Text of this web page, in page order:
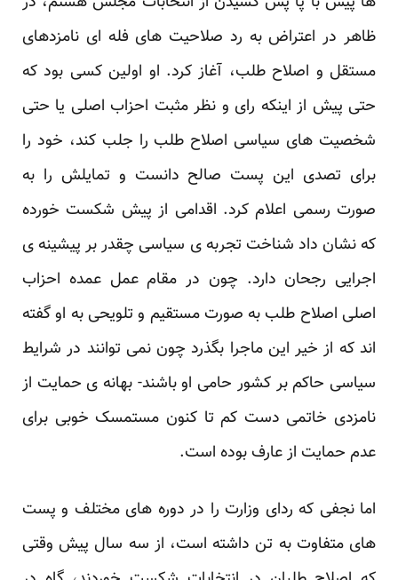
ظاهر در اعتراض به رد صلاحیت های فله ای نامزدهای
مستقل و ‏اصلاح طلب، آغاز کرد. او اولین کسی بود که
حتی پیش از اینکه رای و نظر مثبت احزاب اصلی یا حتی
‏شخصیت های سیاسی اصلاح طلب را جلب کند، خود را
برای تصدی این پست صالح دانست و تمایلش را به
‏صورت رسمی اعلام کرد. اقدامی از پیش شکست خورده
که نشان داد شناخت تجربه ی سیاسی چقدر بر ‏پیشینه ی
اجرایی رجحان دارد. چون در مقام عمل عمده احزاب
اصلی اصلاح طلب به صورت مستقیم و ‏تلویحی به او گفته
اند که از خیر این ماجرا بگذرد چون نمی توانند در شرایط
سیاسی حاکم بر کشور حامی او ‏باشند- بهانه ی حمایت از
نامزدی خاتمی دست کم تا کنون مستمسک خوبی برای
عدم حمایت از عارف بوده ‏است.‏
اما نجفی که ردای وزارت را در دوره های مختلف و پست
های متفاوت به تن داشته است، از سه سال پیش ‏وقتی